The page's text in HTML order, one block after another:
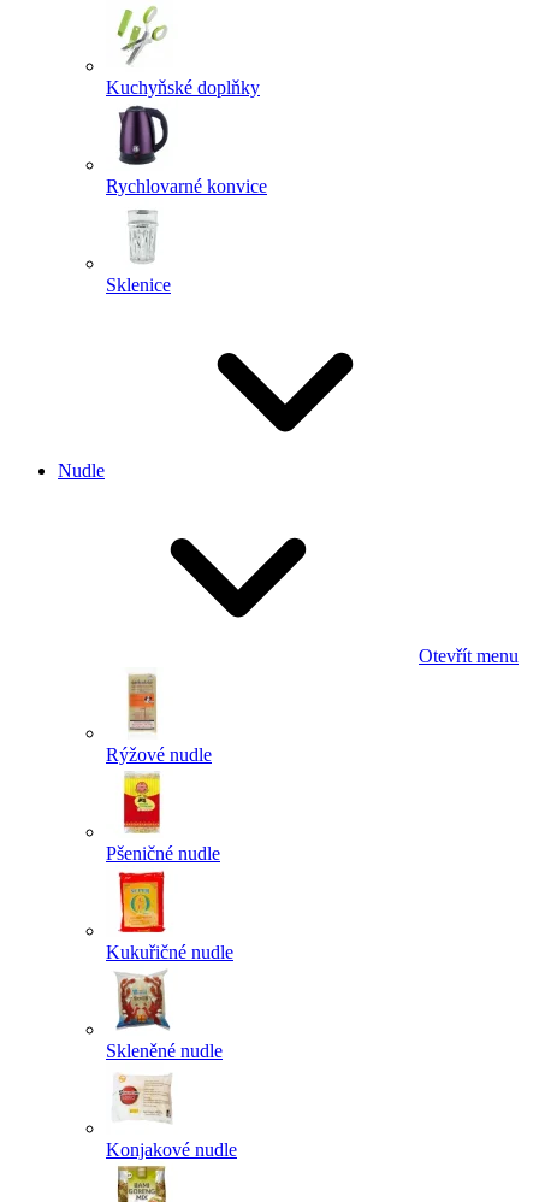
Kuchyňské doplňky
Rychlovarné konvice
Sklenice
Nudle
Otevřít menu
Rýžové nudle
Pšeničné nudle
Kukuřičné nudle
Skleněné nudle
Konjakové nudle